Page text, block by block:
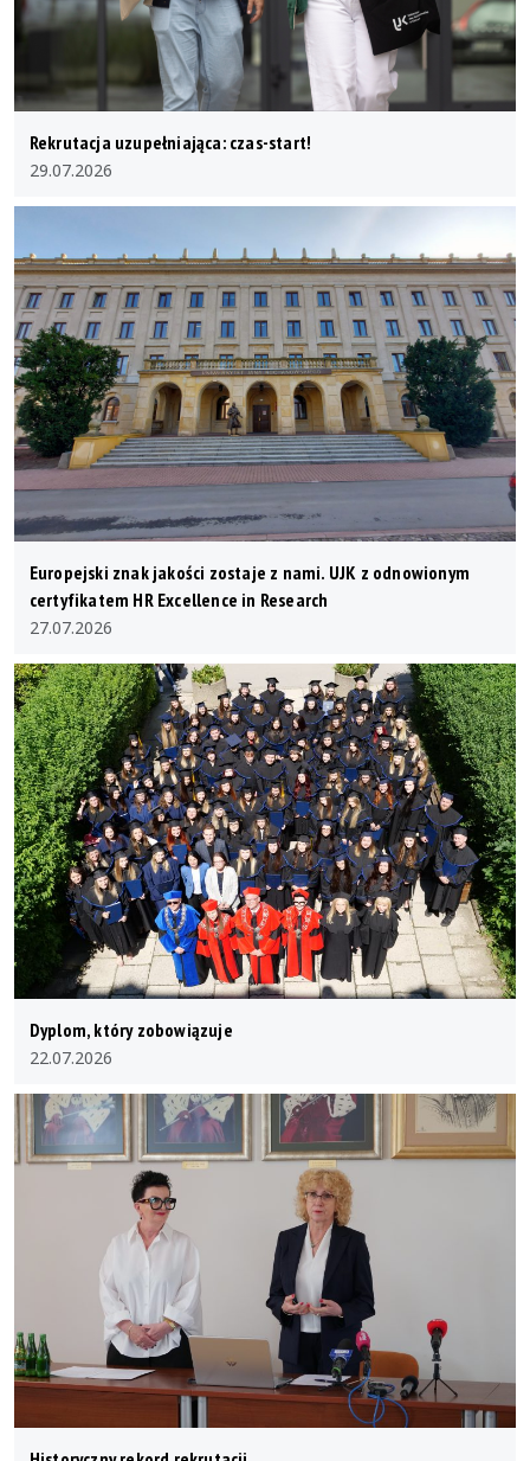
Rekrutacja uzupełniająca: czas-start!
29.07.2026
Europejski znak jakości zostaje z nami. UJK z odnowionym
certyfikatem HR Excellence in Research
27.07.2026
Dyplom, który zobowiązuje
22.07.2026